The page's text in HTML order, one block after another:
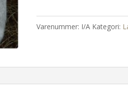
Varenummer: I/A Kategori: